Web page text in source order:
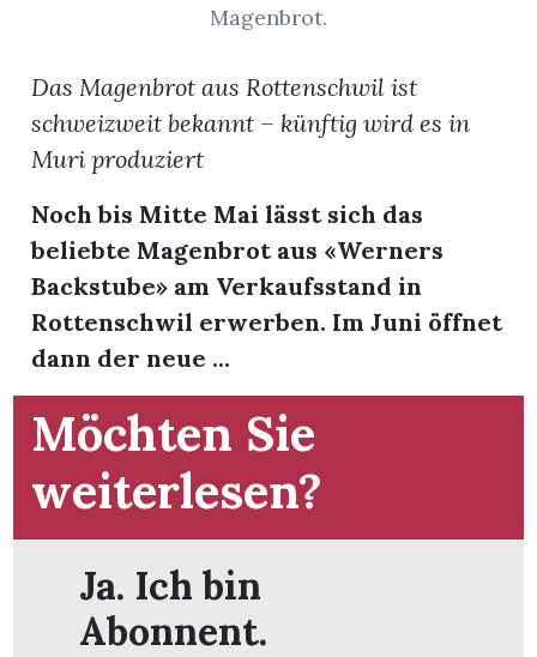
Magenbrot.
Das Magenbrot aus Rottenschwil ist
schweizweit bekannt – künftig wird es in
Muri produziert
Noch bis Mitte Mai lässt sich das
beliebte Magenbrot aus «Werners
Backstube» am Verkaufsstand in
Rottenschwil erwerben. Im Juni öffnet
dann der neue ...
Möchten Sie
weiterlesen?
Ja. Ich bin
Abonnent.